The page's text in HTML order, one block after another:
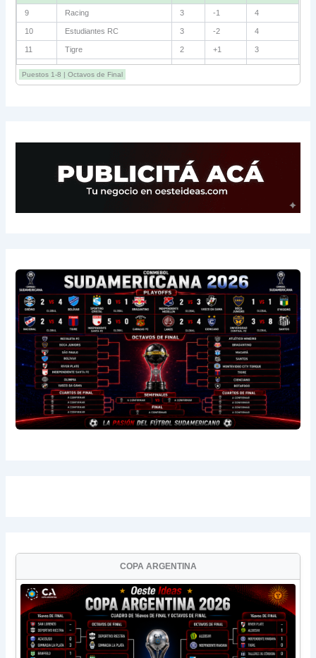
9 Racing 3 -1 4
10 Estudiantes RC 3 -2 4
11 Tigre 2 +1 3
12 Belgrano
13 Sarmiento 3 -1 3
Puestos 1-8 | Octavos de Final
COPA ARGENTINA